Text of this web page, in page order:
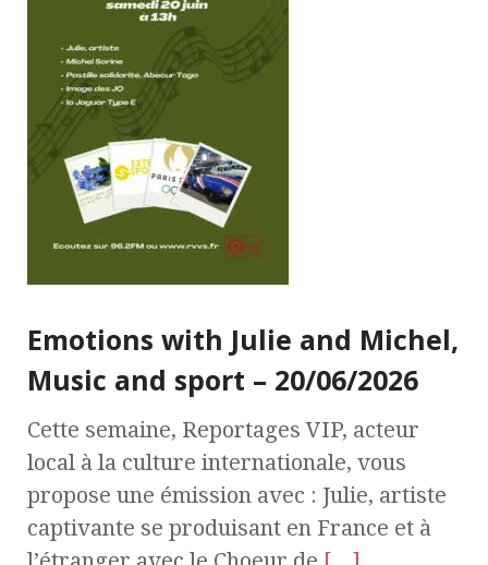
Emotions with Julie and Michel,
Music and sport – 20/06/2026
Cette semaine, Reportages VIP, acteur
local à la culture internationale, vous
propose une émission avec : Julie, artiste
captivante se produisant en France et à